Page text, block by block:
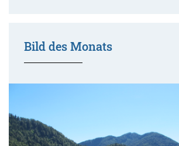
Bild des Monats